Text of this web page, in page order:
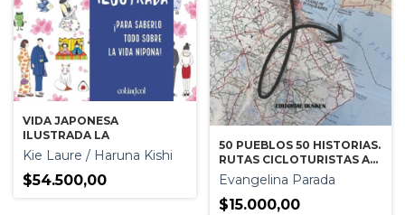
VIDA JAPONESA
ILUSTRADA LA
Kie Laure / Haruna Kishi
$54.500,00
50 PUEBLOS 50 HISTORIAS.
RUTAS CICLOTURISTAS A
UNA HORA DE BUENOS
AIRES.
Evangelina Parada
$15.000,00